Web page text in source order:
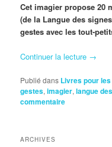
Cet imagier propose 20
(de la Langue des
gestes avec les tout-
Continuer la lecture →
Publié dans Livres pour
gestes,imagier,langue
commentaire
ARCHIVES